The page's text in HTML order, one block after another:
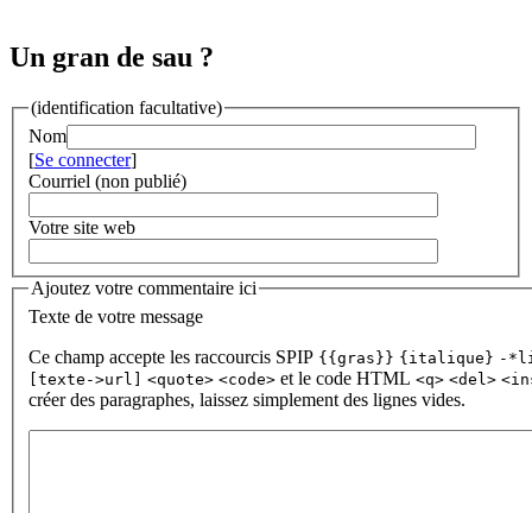
Un gran de sau ?
(identification facultative)
Nom
[Se connecter]
Courriel (non publié)
Votre site web
Ajoutez votre commentaire ici
Texte de votre message
Ce champ accepte les raccourcis SPIP {{gras}} {italique} -
[texte->url]
<quote> <code> et le code HTML <q> <del>
créer des paragraphes, laissez simplement des lignes vides.